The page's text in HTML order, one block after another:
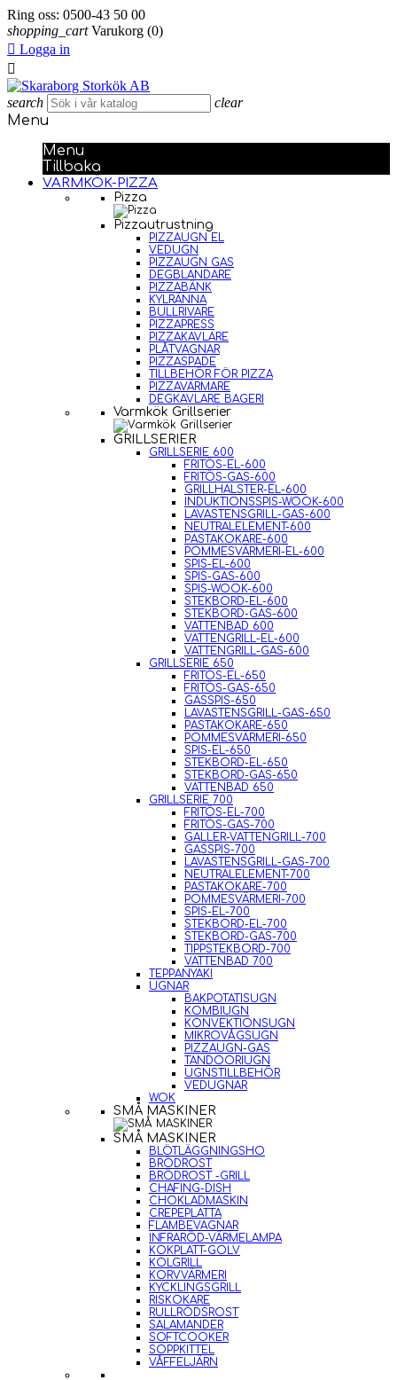
Ring oss: 0500-43 50 00
shopping_cart Varukorg (0)
 Logga in

search clear
Menu
Menu
Tillbaka
VARMKÖK-PIZZA
Pizza
Pizzautrustning
PIZZAUGN EL
VEDUGN
PIZZAUGN GAS
DEGBLANDARE
PIZZABÄNK
KYLRÄNNA
BULLRIVARE
PIZZAPRESS
PIZZAKAVLARE
PLÅTVAGNAR
PIZZASPADE
TILLBEHÖR FÖR PIZZA
PIZZAVÄRMARE
DEGKAVLARE BAGERI
Varmkök Grillserier
GRILLSERIER
GRILLSERIE 600
FRITÖS-EL-600
FRITÖS-GAS-600
GRILLHALSTER-EL-600
INDUKTIONSSPIS-WOOK-600
LAVASTENSGRILL-GAS-600
NEUTRALELEMENT-600
PASTAKOKARE-600
POMMESVÄRMERI-EL-600
SPIS-EL-600
SPIS-GAS-600
SPIS-WOOK-600
STEKBORD-EL-600
STEKBORD-GAS-600
VATTENBAD 600
VATTENGRILL-EL-600
VATTENGRILL-GAS-600
GRILLSERIE 650
FRITÖS-EL-650
FRITÖS-GAS-650
GASSPIS-650
LAVASTENSGRILL-GAS-650
PASTAKOKARE-650
POMMESVÄRMERI-650
SPIS-EL-650
STEKBORD-EL-650
STEKBORD-GAS-650
VATTENBAD 650
GRILLSERIE 700
FRITÖS-EL-700
FRITÖS-GAS-700
GALLER-VATTENGRILL-700
GASSPIS-700
LAVASTENSGRILL-GAS-700
NEUTRALELEMENT-700
PASTAKOKARE-700
POMMESVÄRMERI-700
SPIS-EL-700
STEKBORD-EL-700
STEKBORD-GAS-700
TIPPSTEKBORD-700
VATTENBAD 700
TEPPANYAKI
UGNAR
BAKPOTATISUGN
KOMBIUGN
KONVEKTIONSUGN
MIKROVÅGSUGN
PIZZAUGN-GAS
TANDOORIUGN
UGNSTILLBEHÖR
VEDUGNAR
WOK
SMÅ MASKINER
SMÅ MASKINER
BLÖTLÄGGNINGSHO
BRÖDROST
BRÖDROST -GRILL
CHAFING-DISH
CHOKLADMASKIN
CREPEPLATTA
FLAMBEVAGNAR
INFRARÖD-VÄRMELAMPA
KOKPLATT-GOLV
KOLGRILL
KORVVÄRMERI
KYCKLINGSGRILL
RISKOKARE
RULLRÖDSROST
SALAMANDER
SOFTCOOKER
SOPPKITTEL
VÅFFELJÄRN